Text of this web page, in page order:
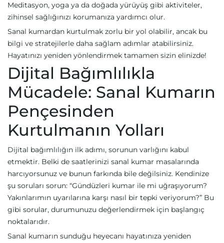
Meditasyon, yoga ya da doğada yürüyüş gibi aktiviteler,
zihinsel sağlığınızı korumanıza yardımcı olur.
Sanal kumardan kurtulmak zorlu bir yol olabilir, ancak bu
bilgi ve stratejilerle daha sağlam adımlar atabilirsiniz.
Hayatınızı yeniden yönlendirmek tamamen sizin elinizde!
Dijital Bağımlılıkla
Mücadele: Sanal Kumarın
Pençesinden
Kurtulmanın Yolları
Dijital bağımlılığın ilk adımı, sorunun varlığını kabul
etmektir. Belki de saatlerinizi sanal kumar masalarında
harcıyorsunuz ve bunun farkında bile değilsiniz. Kendinize
şu soruları sorun: “Gündüzleri kumar ile mi uğraşıyorum?
Yakınlarımın uyarılarına karşı nasıl bir tepki veriyorum?” Bu
gibi sorular, durumunuzu değerlendirmek için başlangıç
noktalarıdır.
Sanal kumarın sunduğu heyecanı hayatınıza yeniden